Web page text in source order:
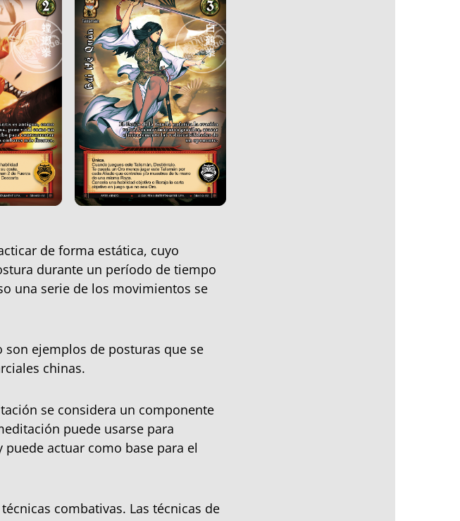
de forma estática, cuyo
durante un período de tiempo
una serie de los movimientos se
ejemplos de posturas que se
chinas.
se considera un componente
puede usarse para
actuar como base para el
combativas. Las técnicas de